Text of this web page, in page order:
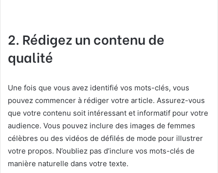
2. Rédigez un contenu de
qualité
Une fois que vous avez identifié vos mots-clés, vous
pouvez commencer à rédiger votre article. Assurez-vous
que votre contenu soit intéressant et informatif pour votre
audience. Vous pouvez inclure des images de femmes
célèbres ou des vidéos de défilés de mode pour illustrer
votre propos. N’oubliez pas d’inclure vos mots-clés de
manière naturelle dans votre texte.